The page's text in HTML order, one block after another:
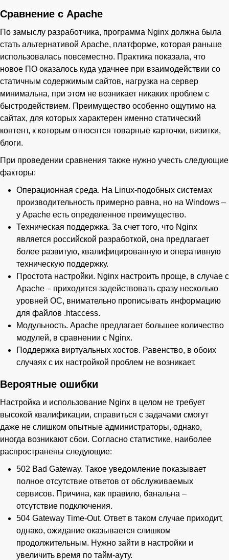
Сравнение с Apache
По замыслу разработчика, программа Nginx должна была
стать альтернативой Apache, платформе, которая раньше
использовалась повсеместно. Практика показала, что
новое ПО оказалось куда удачнее при взаимодействии со
статичным содержимым сайтов, нагрузка на сервер
минимальна, при этом не возникает никаких проблем с
быстродействием. Преимущество особенно ощутимо на
сайтах, для которых характерен именно статический
контент, к которым относятся товарные карточки, визитки,
блоги.
При проведении сравнения также нужно учесть следующие
факторы:
Операционная среда. На Linux-подобных системах
производительность примерно равна, но на Windows –
у Apache есть определенное преимущество.
Техническая поддержка. За счет того, что Nginx
является российской разработкой, она предлагает
более развитую, квалифицированную и оперативную
техническую поддержку.
Простота настройки. Nginx настроить проще, в случае с
Apache – приходится задействовать сразу несколько
уровней ОС, внимательно прописывать информацию
для файлов .htaccess.
Модульность. Apache предлагает большее количество
модулей, в сравнении с Nginx.
Поддержка виртуальных хостов. Равенство, в обоих
случаях с их настройкой проблем не возникает.
Вероятные ошибки
Настройка и использование Nginx в целом не требует
высокой квалификации, справиться с задачами смогут
даже не слишком опытные администраторы, однако,
иногда возникают сбои. Согласно статистике, наиболее
распространены следующие:
502 Bad Gateway. Такое уведомление показывает
полное отсутствие ответов от обслуживаемых
сервисов. Причина, как правило, банальна –
отсутствие подключения.
504 Gateway Time-Out. Ответ в таком случае приходит,
однако, ожидание оказывается слишком
продолжительным. Нужно зайти в настройки и
увеличить время по тайм-ауту.